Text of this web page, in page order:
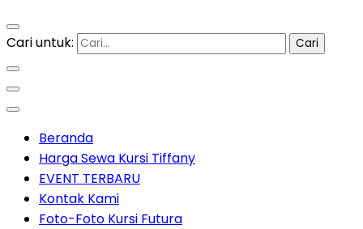
Cari untuk:
Beranda
Harga Sewa Kursi Tiffany
EVENT TERBARU
Kontak Kami
Foto-Foto Kursi Futura